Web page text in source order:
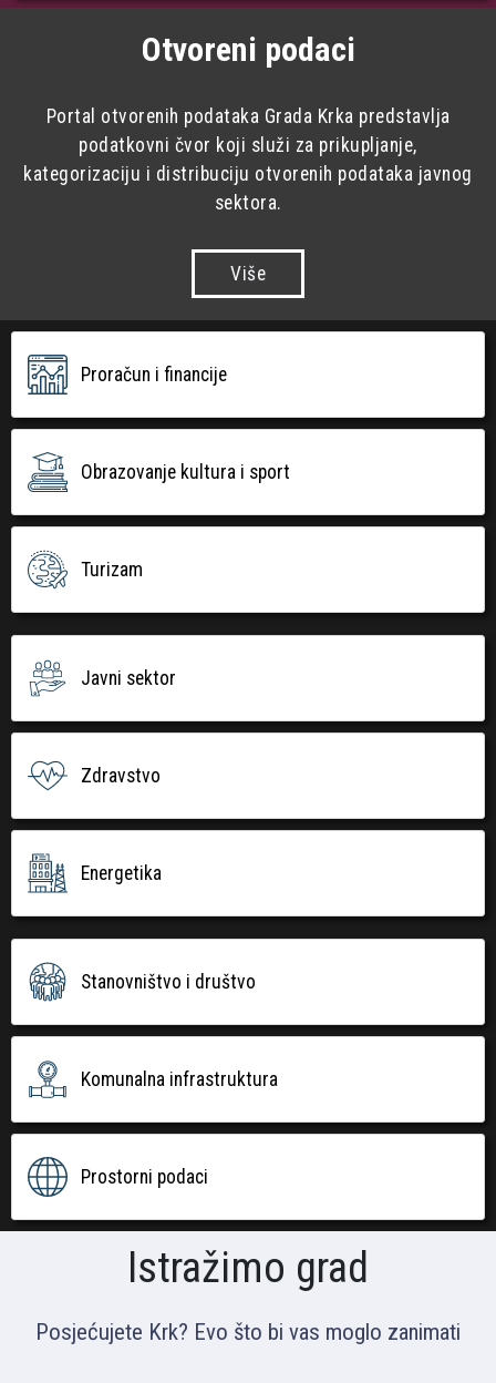
Otvoreni podaci
Portal otvorenih podataka Grada Krka predstavlja
podatkovni čvor koji služi za prikupljanje,
kategorizaciju i distribuciju otvorenih podataka javnog
sektora.
Više
Proračun i financije
Obrazovanje kultura i sport
Turizam
Javni sektor
Zdravstvo
Energetika
Stanovništvo i društvo
Komunalna infrastruktura
Prostorni podaci
Istražimo grad
Posjećujete Krk? Evo što bi vas moglo zanimati